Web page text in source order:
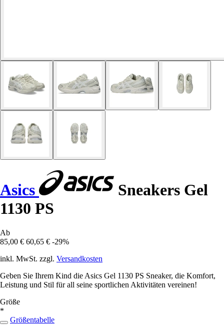
Asics
Sneakers Gel
1130 PS
Ab
85,00 € 60,65 € -29%
inkl. MwSt. zzgl. Versandkosten
Geben Sie Ihrem Kind die Asics Gel 1130 PS Sneaker, die Komfort,
Leistung und Stil für all seine sportlichen Aktivitäten vereinen!
Größe
*
Größentabelle